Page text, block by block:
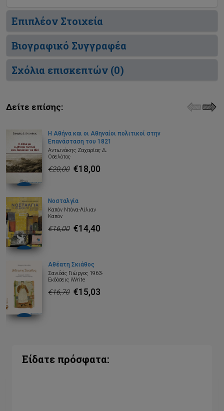
Επιπλέον Στοιχεία
Βιογραφικό Συγγραφέα
Σχόλια επισκεπτών (0)
Δείτε επίσης:
Η Αθήνα και οι Αθηναίοι πολιτικοί στην
Επανάσταση του 1821
Αντωνάκης Ζαχαρίας Δ.
Οσελότος
€20,00 €18,00
Νοσταλγία
Καπόν Ντόνα-Λίλιαν
Καπόν
€16,00 €14,40
Αθέατη Σκιάθος
Σανιδάς Γιώργος 1963-
Εκδόσεις iWrite
€16,70 €15,03
Είδατε πρόσφατα: